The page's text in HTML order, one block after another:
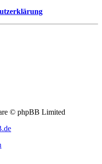
© phpBB Limited